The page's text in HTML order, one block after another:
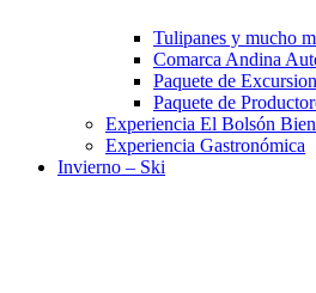
Tulipanes y mucho
Comarca Andina
Paquete de
Paquete de
Experiencia El Bolsón
Experiencia Gastronómica
Invierno – Ski